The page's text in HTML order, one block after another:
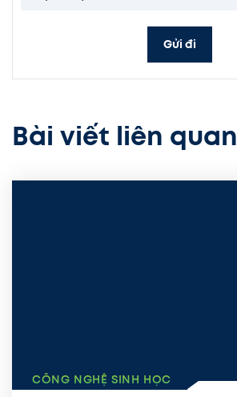
Gửi đi
Bài viết liên quan
CÔNG NGHỆ SINH HỌC